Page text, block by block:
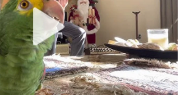
Lain lain
VPoints:0